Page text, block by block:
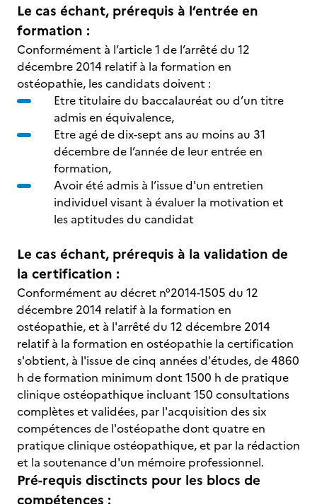
Le cas échant, prérequis à l’entrée en
formation :
Conformément à l’article 1 de l’arrêté du 12
décembre 2014 relatif à la formation en
ostéopathie, les candidats doivent :
Etre titulaire du baccalauréat ou d’un titre
admis en équivalence,
Etre agé de dix-sept ans au moins au 31
décembre de l’année de leur entrée en
formation,
Avoir été admis à l’issue d'un entretien
individuel visant à évaluer la motivation et
les aptitudes du candidat
Le cas échant, prérequis à la validation de
la certification :
Conformément au décret n°2014-1505 du 12
décembre 2014 relatif à la formation en
ostéopathie, et à l'arrêté du 12 décembre 2014
relatif à la formation en ostéopathie la certification
s'obtient, à l'issue de cinq années d'études, de 4860
h de formation minimum dont 1500 h de pratique
clinique ostéopathique incluant 150 consultations
complètes et validées, par l'acquisition des six
compétences de l'ostéopathe dont quatre en
pratique clinique ostéopathique, et par la rédaction
et la soutenance d'un mémoire professionnel.
Pré-requis disctincts pour les blocs de